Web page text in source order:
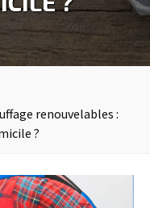
renouvelables :
?